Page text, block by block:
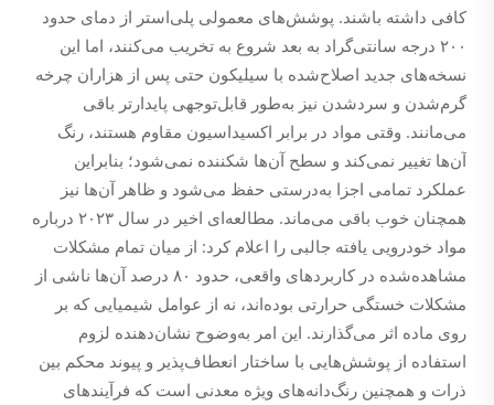
کافی داشته باشند. پوشش‌های معمولی پلی‌استر از دمای حدود
۲۰۰ درجه سانتی‌گراد به بعد شروع به تخریب می‌کنند، اما این
نسخه‌های جدید اصلاح‌شده با سیلیکون حتی پس از هزاران چرخه
گرم‌شدن و سردشدن نیز به‌طور قابل‌توجهی پایدارتر باقی
می‌مانند. وقتی مواد در برابر اکسیداسیون مقاوم هستند، رنگ
آن‌ها تغییر نمی‌کند و سطح آن‌ها شکننده نمی‌شود؛ بنابراین
عملکرد تمامی اجزا به‌درستی حفظ می‌شود و ظاهر آن‌ها نیز
همچنان خوب باقی می‌ماند. مطالعه‌ای اخیر در سال ۲۰۲۳ درباره
مواد خودرویی یافته جالبی را اعلام کرد: از میان تمام مشکلات
مشاهده‌شده در کاربردهای واقعی، حدود ۸۰ درصد آن‌ها ناشی از
مشکلات خستگی حرارتی بوده‌اند، نه از عوامل شیمیایی که بر
روی ماده اثر می‌گذارند. این امر به‌وضوح نشان‌دهنده لزوم
استفاده از پوشش‌هایی با ساختار انعطاف‌پذیر و پیوند محکم بین
ذرات و همچنین رنگ‌دانه‌های ویژه معدنی است که فرآیندهای